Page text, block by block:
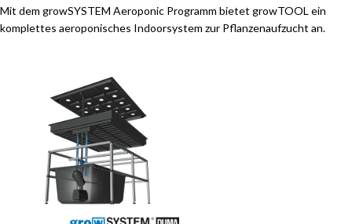
Mit dem growSYSTEM Aeroponic Programm bietet growTOOL ein
komplettes aeroponisches Indoorsystem zur Pflanzenaufzucht an.